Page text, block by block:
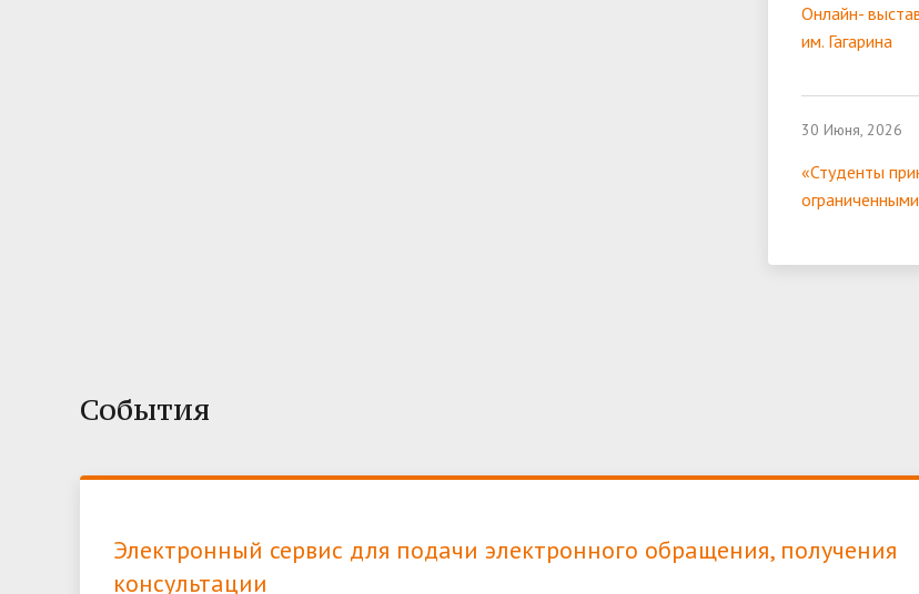
Онлайн-
им. Гагарина
30 Июня, 2026
«Студенты
События
Электронный сервис для подачи электронного обращения, получения
консультации